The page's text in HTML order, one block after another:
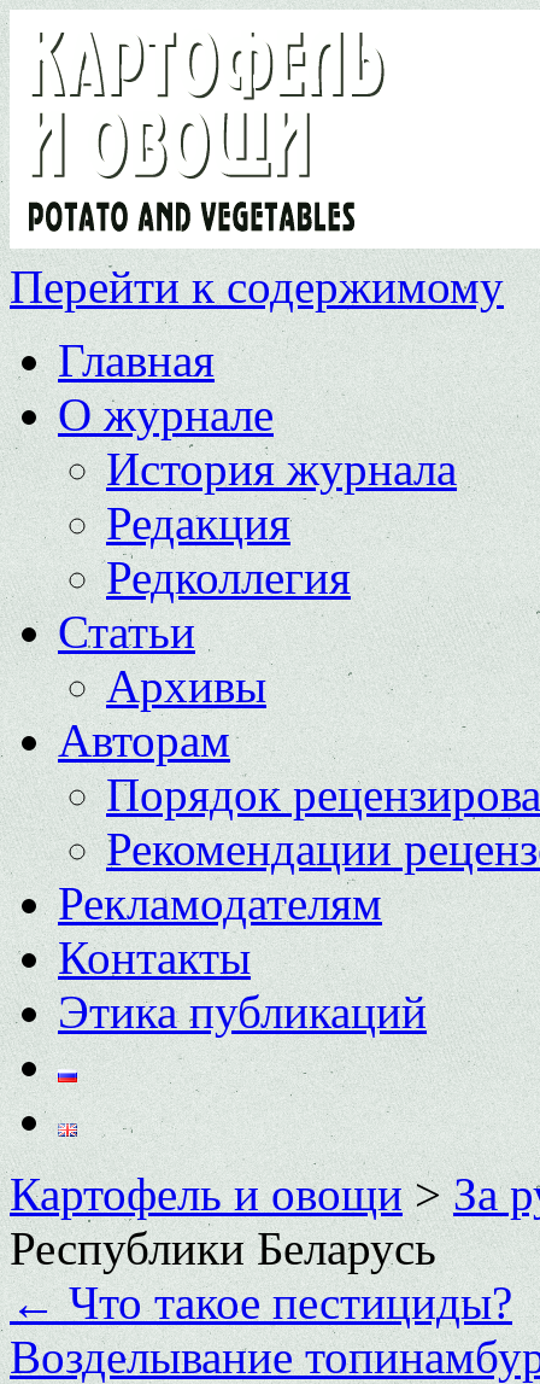
Перейти к содержимому
Главная
О журнале
История журнала
Редакция
Редколлегия
Статьи
Архивы
Авторам
Порядок
Рекомендации
Рекламодателям
Контакты
Этика публикаций
Картофель и овощи>За
Республики Беларусь
←Что такое пестициды?
Возделывание